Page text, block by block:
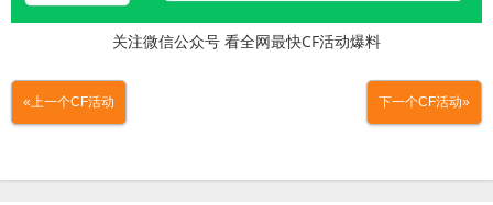
关注微信公众号 看全网最快CF活动爆料
«上一个CF活动 下一个CF活动»